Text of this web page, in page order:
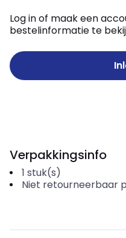
Log in of maak een
bestelinformatie te
Verpakkingsinfo
1 stuk(s)
Niet retourneerbaar